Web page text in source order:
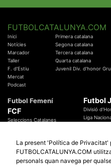
FUTBOLCATALUNYA.COM
Inici
Notícies
Marcador
Taller
F. d'Estiu
Mercat
Podcast
Primera catalana
Segona catalana
Tercera catalana
Quarta catalana
Juvenil Div. d'honor
Futbol Femení
FCF
Seleccions Catalanes
Temes Federatius
Futbol
Divisió
Liga
Futbol Catalunya
La present 'Política de
FUTBOLCATALUNYA.COM
personals quan navega per